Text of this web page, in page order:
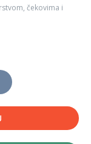
čekovima i